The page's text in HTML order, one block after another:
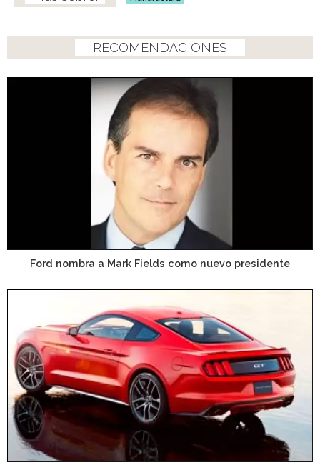
RECOMENDACIONES
Ford nombra a Mark Fields como nuevo presidente